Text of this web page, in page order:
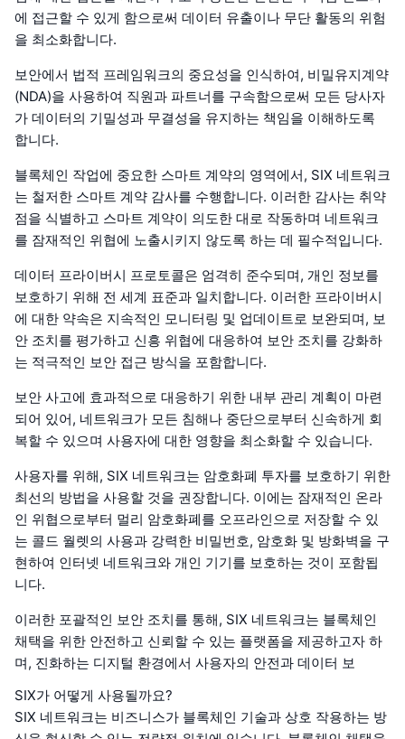
에 접근할 수 있게 함으로써 데이터 유출이나 무단 활동의 위험
을 최소화합니다.
보안에서 법적 프레임워크의 중요성을 인식하여, 비밀유지계약
(NDA)을 사용하여 직원과 파트너를 구속함으로써 모든 당사자
가 데이터의 기밀성과 무결성을 유지하는 책임을 이해하도록
합니다.
블록체인 작업에 중요한 스마트 계약의 영역에서, SIX 네트워크
는 철저한 스마트 계약 감사를 수행합니다. 이러한 감사는 취약
점을 식별하고 스마트 계약이 의도한 대로 작동하며 네트워크
를 잠재적인 위협에 노출시키지 않도록 하는 데 필수적입니다.
데이터 프라이버시 프로토콜은 엄격히 준수되며, 개인 정보를
보호하기 위해 전 세계 표준과 일치합니다. 이러한 프라이버시
에 대한 약속은 지속적인 모니터링 및 업데이트로 보완되며, 보
안 조치를 평가하고 신흥 위협에 대응하여 보안 조치를 강화하
는 적극적인 보안 접근 방식을 포함합니다.
보안 사고에 효과적으로 대응하기 위한 내부 관리 계획이 마련
되어 있어, 네트워크가 모든 침해나 중단으로부터 신속하게 회
복할 수 있으며 사용자에 대한 영향을 최소화할 수 있습니다.
사용자를 위해, SIX 네트워크는 암호화폐 투자를 보호하기 위한
최선의 방법을 사용할 것을 권장합니다. 이에는 잠재적인 온라
인 위협으로부터 멀리 암호화폐를 오프라인으로 저장할 수 있
는 콜드 월렛의 사용과 강력한 비밀번호, 암호화 및 방화벽을 구
현하여 인터넷 네트워크와 개인 기기를 보호하는 것이 포함됩
니다.
이러한 포괄적인 보안 조치를 통해, SIX 네트워크는 블록체인
채택을 위한 안전하고 신뢰할 수 있는 플랫폼을 제공하고자 하
며, 진화하는 디지털 환경에서 사용자의 안전과 데이터 보
SIX가 어떻게 사용될까요?
SIX 네트워크는 비즈니스가 블록체인 기술과 상호 작용하는 방